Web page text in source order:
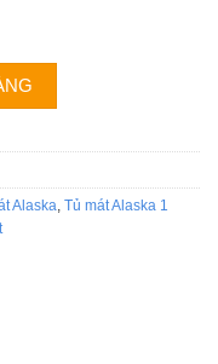
số lượng
Alaska, Tủ mát Alaska 1